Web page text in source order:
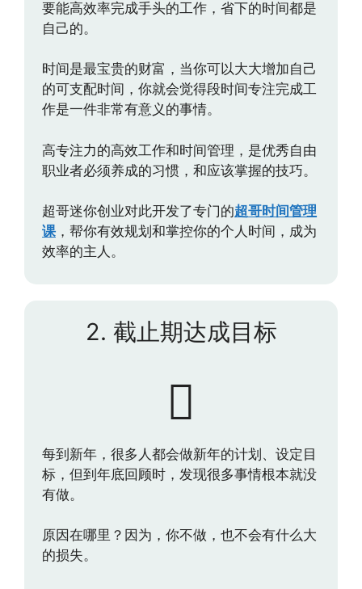
要能高效率完成手头的工作，省下的时间都是
自己的。
时间是最宝贵的财富，当你可以大大增加自己
的可支配时间，你就会觉得段时间专注完成工
作是一件非常有意义的事情。
高专注力的高效工作和时间管理，是优秀自由
职业者必须养成的习惯，和应该掌握的技巧。
超哥迷你创业对此开发了专门的超哥时间管理
课 ，帮你有效规划和掌控你的个人时间，成为
效率的主人。
2. 截止期达成目标
每到新年，很多人都会做新年的计划、设定目
标，但到年底回顾时，发现很多事情根本就没
有做。
原因在哪里？因为，你不做，也不会有什么大
的损失。